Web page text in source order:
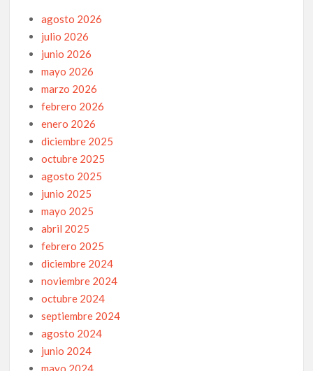
agosto 2026
julio 2026
junio 2026
mayo 2026
marzo 2026
febrero 2026
enero 2026
diciembre 2025
octubre 2025
agosto 2025
junio 2025
mayo 2025
abril 2025
febrero 2025
diciembre 2024
noviembre 2024
octubre 2024
septiembre 2024
agosto 2024
junio 2024
mayo 2024